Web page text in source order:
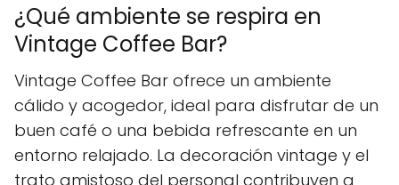
¿Qué ambiente se respira en
Vintage Coffee Bar?
Vintage Coffee Bar ofrece un ambiente
cálido y acogedor, ideal para disfrutar de un
buen café o una bebida refrescante en un
entorno relajado. La decoración vintage y el
trato amistoso del personal contribuyen a